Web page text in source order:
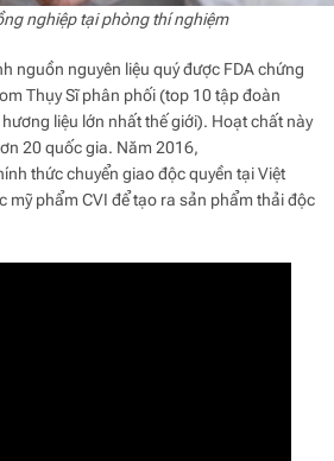
nghiệp tại phòng thí nghiệm
nguồn nguyên liệu quý được FDA chứng
Thụy Sĩ phân phối (top 10 tập đoàn
liệu lớn nhất thế giới). Hoạt chất này
20 quốc gia. Năm 2016,
thức chuyển giao độc quyền tại Việt
mỹ phẩm CVI để tạo ra sản phẩm thải độc